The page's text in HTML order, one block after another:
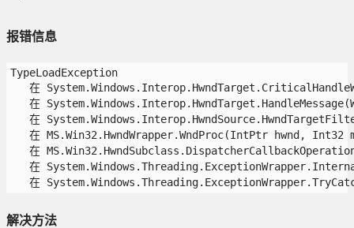
报错信息
TypeLoadException
在
在
在
在 MS.Win32.HwndWrapper.WndProc(IntPtr hwnd,
在
在
在
解决方法